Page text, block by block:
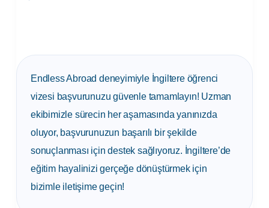
Endless Abroad deneyimiyle İngiltere öğrenci
vizesi başvurunuzu güvenle tamamlayın! Uzman
ekibimizle sürecin her aşamasında yanınızda
oluyor, başvurunuzun başarılı bir şekilde
sonuçlanması için destek sağlıyoruz. İngiltere’de
eğitim hayalinizi gerçeğe dönüştürmek için
bizimle iletişime geçin!